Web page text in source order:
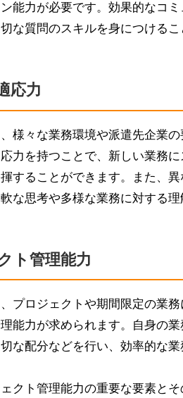
能力が必要です。効果的なコ
な質問のスキルを身につけるこ
応力
様々な業務環境や派遣先企業
力を持つことで、新しい業務
することができます。また、
な思考や多様な業務に対する理
ト管理能力
プロジェクトや期間限定の業務
能力が求められます。自身の
な配分などを行い、効率的な
クト管理能力の重要な要素とそ